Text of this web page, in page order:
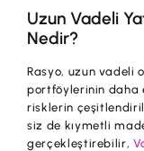
Uzun Vadeli
Nedir?
Rasyo, uzun vadeli
portföylerinin daha
risklerin
siz de kıymetli
gerçekleştirebilir,